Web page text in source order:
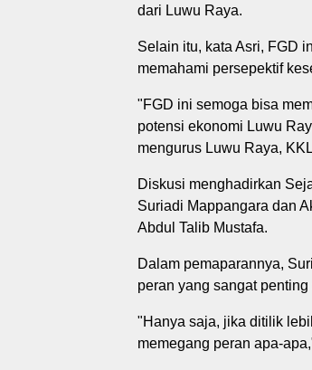
dari Luwu Raya.
Selain itu, kata Asri, FGD
memahami persepektif
"FGD ini semoga bisa
potensi ekonomi Luwu
mengurus Luwu Raya,
Diskusi menghadirkan
Suriadi Mappangara dan
Abdul Talib Mustafa.
Dalam pemaparannya,
peran yang sangat
"Hanya saja, jika ditilik
memegang peran apa-